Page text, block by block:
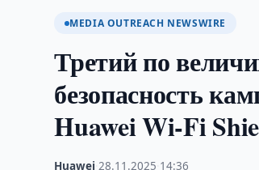
MEDIA OUTREACH NEWSWIRE
Третий по
безопасность
Huawei Wi-Fi
Huawei ·28.11.2025 14:36